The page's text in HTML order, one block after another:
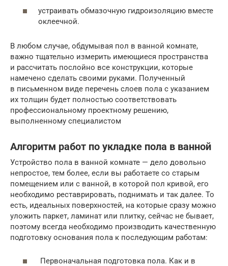
устраивать обмазочную гидроизоляцию вместе
оклеечной.
В любом случае, обдумывая пол в ванной комнате,
важно тщательно измерить имеющиеся пространства
и рассчитать послойно все конструкции, которые
намечено сделать своими руками. Полученный
в письменном виде перечень слоев пола с указанием
их толщин будет полностью соответствовать
профессиональному проектному решению,
выполненному специалистом
Алгоритм работ по укладке пола в ванной
Устройство пола в ванной комнате — дело довольно
непростое, тем более, если вы работаете со старым
помещением или с ванной, в которой пол кривой, его
необходимо реставрировать, поднимать и так далее. То
есть, идеальных поверхностей, на которые сразу можно
уложить паркет, ламинат или плитку, сейчас не бывает,
поэтому всегда необходимо производить качественную
подготовку основания пола к последующим работам:
Первоначальная подготовка пола. Как и в